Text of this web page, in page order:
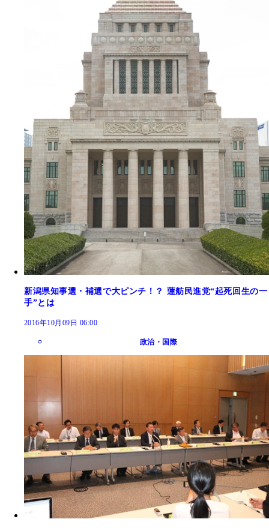
新潟県知事選・補選で大ピンチ！？ 蓮舫民進党“起死回生の一
手”とは
2016年10月09日 06:00
政治・国際